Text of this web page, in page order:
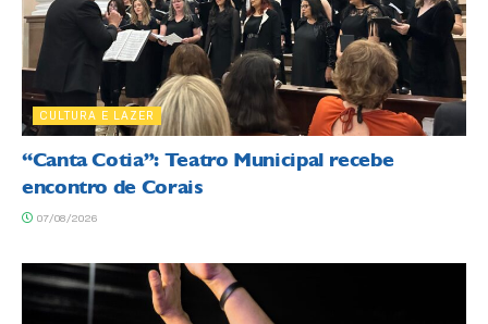
CULTURA E LAZER
“Canta Cotia”: Teatro Municipal recebe
encontro de Corais
07/08/2026